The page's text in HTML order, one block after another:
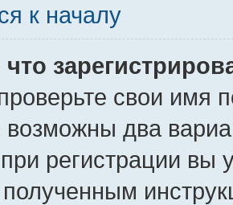
к началу
свои имя
возможны два
регистрации вы
полученным